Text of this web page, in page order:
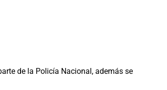
de la Policía Nacional, además se